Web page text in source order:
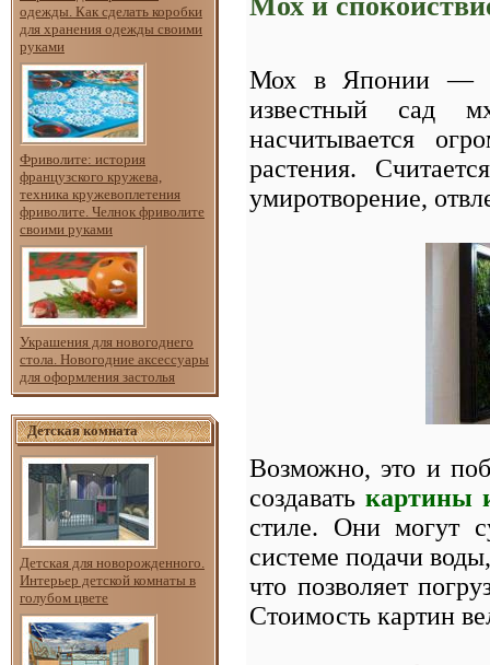
одежды. Как сделать коробки
для хранения одежды своими
руками
Фриволите: история
французского кружева,
техника кружевоплетения
фриволите. Челнок фриволите
своими руками
Украшения для новогоднего
стола. Новогодние аксессуары
для оформления застолья
Детская комната
Детская для новорожденного.
Интерьер детской комнаты в
голубом цвете
Мох в Японии —
известный сад
насчитывается
растения.
умиротворение,
Возможно, это и
создавать картины
стиле. Они могут
системе подачи
что позволяет
Стоимость картин